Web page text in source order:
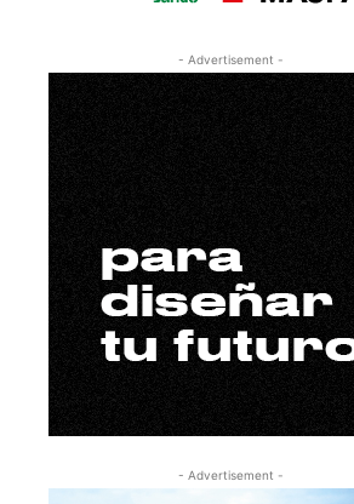
- Advertisement -
- Advertisement -